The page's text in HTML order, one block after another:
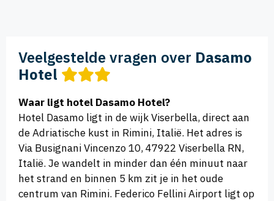
Veelgestelde vragen over Dasamo
Hotel
Waar ligt hotel Dasamo Hotel?
Hotel Dasamo ligt in de wijk Viserbella, direct aan
de Adriatische kust in Rimini, Italië. Het adres is
Via Busignani Vincenzo 10, 47922 Viserbella RN,
Italië. Je wandelt in minder dan één minuut naar
het strand en binnen 5 km zit je in het oude
centrum van Rimini. Federico Fellini Airport ligt op